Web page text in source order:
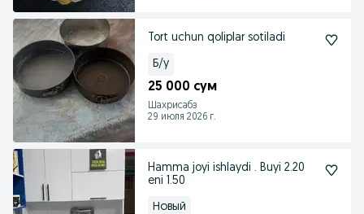
Tort uchun qoliplar sotiladi
Б/у
25 000 сум
Шахрисабз
29 июля 2026 г.
Hamma joyi ishlaydi . Buyi 2.20
eni 1.50
Новый